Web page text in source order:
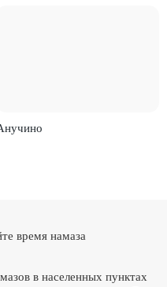
время намаза
в населенных пунктах